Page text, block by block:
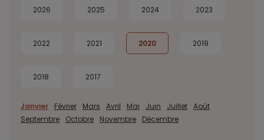
2026 2025 2024 2023
2022 2021 2020 2019
2018 2017
Janvier Février Mars Avril Mai Juin Juillet Août
Septembre
Octobre Novembre Décembre